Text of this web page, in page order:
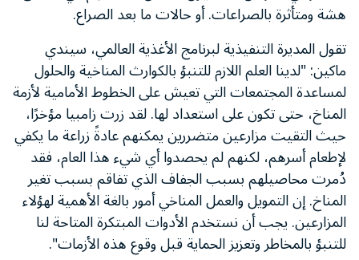
هشة ومتأثرة بالصراعات. أو حالات ما بعد الصراع.
تقول المديرة التنفيذية لبرنامج الأغذية العالمي، سيندي
ماكين: "لدينا العلم اللازم للتنبؤ بالكوارث المناخية والحلول
لمساعدة المجتمعات التي تعيش على الخطوط الأمامية لأزمة
المناخ، حتى تكون على استعداد لها. لقد زرت زامبيا مؤخرًا،
حيث التقيت مزارعين متضررين يمكنهم عادةً زراعة ما يكفي
لإطعام أسرهم، لكنهم لم يحصدوا أي شيء هذا العام، فقد
دُمرت محاصيلهم بسبب الجفاف الذي تفاقم بسبب تغير
المناخ. إن التمويل والعمل المناخي أمور بالغة الأهمية لهؤلاء
المزارعين. يجب أن نستخدم الأدوات المبتكرة المتاحة لنا
للتنبؤ بالمخاطر وتعزيز الحماية قبل وقوع هذه الأزمات".